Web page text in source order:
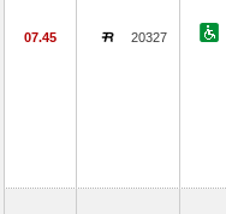
07.45 20327